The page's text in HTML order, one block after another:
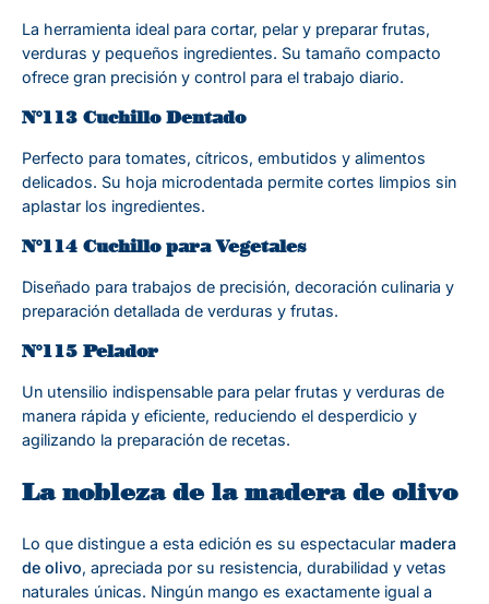
La herramienta ideal para cortar, pelar y preparar frutas,
verduras y pequeños ingredientes. Su tamaño compacto
ofrece gran precisión y control para el trabajo diario.
N°113 Cuchillo Dentado
Perfecto para tomates, cítricos, embutidos y alimentos
delicados. Su hoja microdentada permite cortes limpios sin
aplastar los ingredientes.
N°114 Cuchillo para Vegetales
Diseñado para trabajos de precisión, decoración culinaria y
preparación detallada de verduras y frutas.
N°115 Pelador
Un utensilio indispensable para pelar frutas y verduras de
manera rápida y eficiente, reduciendo el desperdicio y
agilizando la preparación de recetas.
La nobleza de la madera de olivo
Lo que distingue a esta edición es su espectacular madera
de olivo, apreciada por su resistencia, durabilidad y vetas
naturales únicas. Ningún mango es exactamente igual a